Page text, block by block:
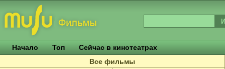
Начало Топ
Сейчас в кинотеатрах
Все фильмы